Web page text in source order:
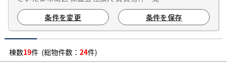
条件を変更
条件を保存
棟数19件 (総物件数： 24件)